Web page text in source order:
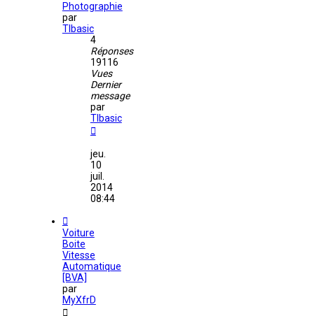
Photographie
par
TIbasic
4
Réponses
19116
Vues
Dernier
message
par
TIbasic
jeu.
10
juil.
2014
08:44
Voiture
Boite
Vitesse
Automatique
[BVA]
par
MyXfrD